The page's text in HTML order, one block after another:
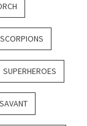
SCORPIONS
SUPERHEROES